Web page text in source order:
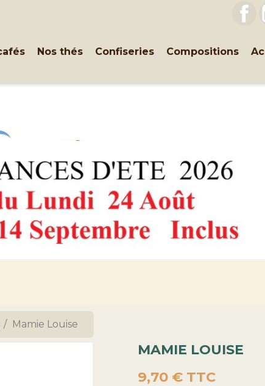
Nos thés Confiseries Compositions
Mamie Louise
MAMIE LOUISE
9,70 € TTC